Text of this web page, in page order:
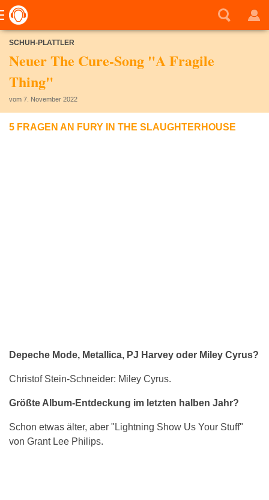
SCHUH-PLATTLER
Neuer The Cure-Song "A Fragile
Thing"
vom 7. November 2022
5 FRAGEN AN FURY IN THE SLAUGHTERHOUSE
Depeche Mode, Metallica, PJ Harvey oder Miley Cyrus?
Christof Stein-Schneider: Miley Cyrus.
Größte Album-Entdeckung im letzten halben Jahr?
Schon etwas älter, aber "Lightning Show Us Your Stuff"
von Grant Lee Philips.